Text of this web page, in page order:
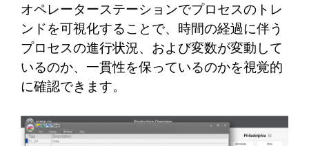
オペレーターステーションでプロセスのトレ
ンドを可視化することで、時間の経過に伴う
プロセスの進行状況、および変数が変動して
いるのか、一貫性を保っているのかを視覚的
に確認できます。